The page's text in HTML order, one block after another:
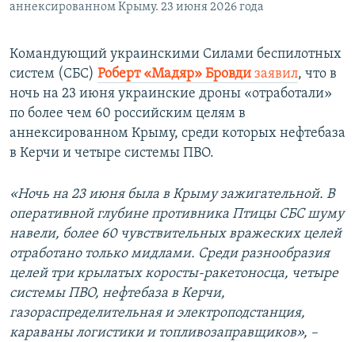
аннексированном Крыму. 23 июня 2026 года
Командующий украинскими Силами беспилотных
систем (СБС) Роберт «Мадяр» Бровди заявил, что в
ночь на 23 июня украинские дроны «отработали»
по более чем 60 российским целям в
аннексированном Крыму, среди которых нефтебаза
в Керчи и четыре системы ПВО.
«Ночь на 23 июня была в Крыму зажигательной. В
оперативной глубине противника Птицы СБС шуму
навели, более 60 чувствительных вражеских целей
отработано только мидлами. Среди разнообразия
целей три крылатых коросты-ракетоносца, четыре
системы ПВО, нефтебаза в Керчи,
газораспределительная и электроподстанция,
караваны логистики и топливозаправщиков», –